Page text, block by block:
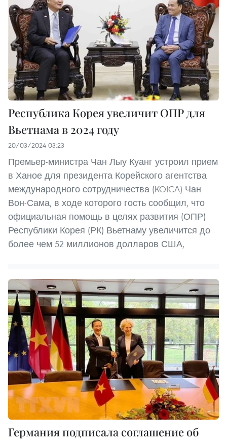
Республика Корея увеличит ОПР для
Вьетнама в 2024 году
20/03/2024 03:23
Премьер-министра Чан Лыу Куанг устроил прием
в Ханое для президента Корейского агентства
международного сотрудничества (KOICA) Чан
Вон-Сама, в ходе которого гость сообщил, что
официальная помощь в целях развития (ОПР)
Республики Корея (РК) Вьетнаму увеличится до
более чем 52 миллионов долларов США,
Германия подписала соглашение об